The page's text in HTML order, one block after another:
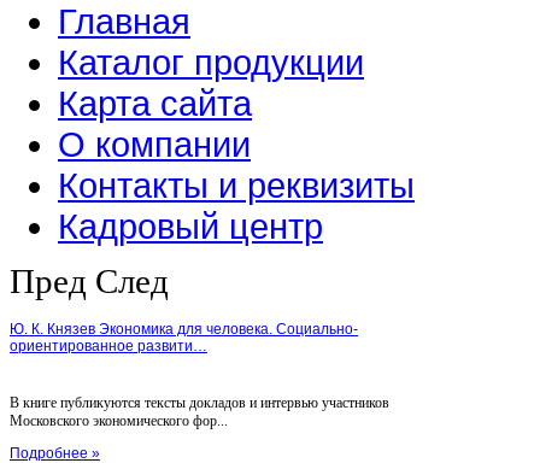
Главная
Каталог продукции
Карта сайта
О компании
Контакты и реквизиты
Кадровый центр
Пред След
Ю. К. Князев Экономика для человека. Социально-
ориентированное развити…
В книге публикуются тексты докладов и интервью участников
Московского экономического фор...
Подробнее »